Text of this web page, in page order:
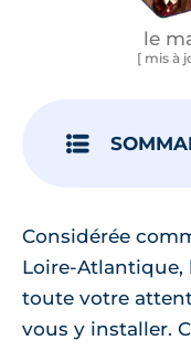
le
[ mis à
Considérée
Loire-Atlantique,
toute votre
vous y installer.